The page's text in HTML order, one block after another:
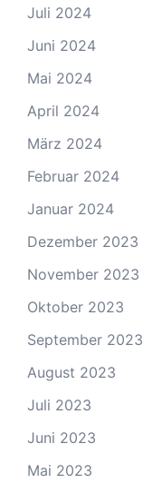
Juli 2024
Juni 2024
Mai 2024
April 2024
März 2024
Februar 2024
Januar 2024
Dezember 2023
November 2023
Oktober 2023
September 2023
August 2023
Juli 2023
Juni 2023
Mai 2023